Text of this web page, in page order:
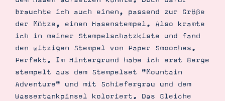
Demonstrator werden
Blog
Gutscheine
Produkte erklärt
Über Stampin’ Up!
brauchte ich auch einen, passend zur Größe
der Mütze, einen Hasenstempel. Also kramte
ich in meiner Stempelschatzkiste und fand
den witzigen Stempel von Paper Smooches.
Perfekt. Im Hintergrund habe ich erst Berge
stempelt aus dem Stempelset "Mountain
Adventure" und mit Schiefergrau und dem
Wassertankpinsel koloriert. Das Gleiche